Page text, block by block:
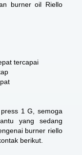
burner oil Riello
tercapai
1 G, semoga
yang sedang
burner riello
berikut.